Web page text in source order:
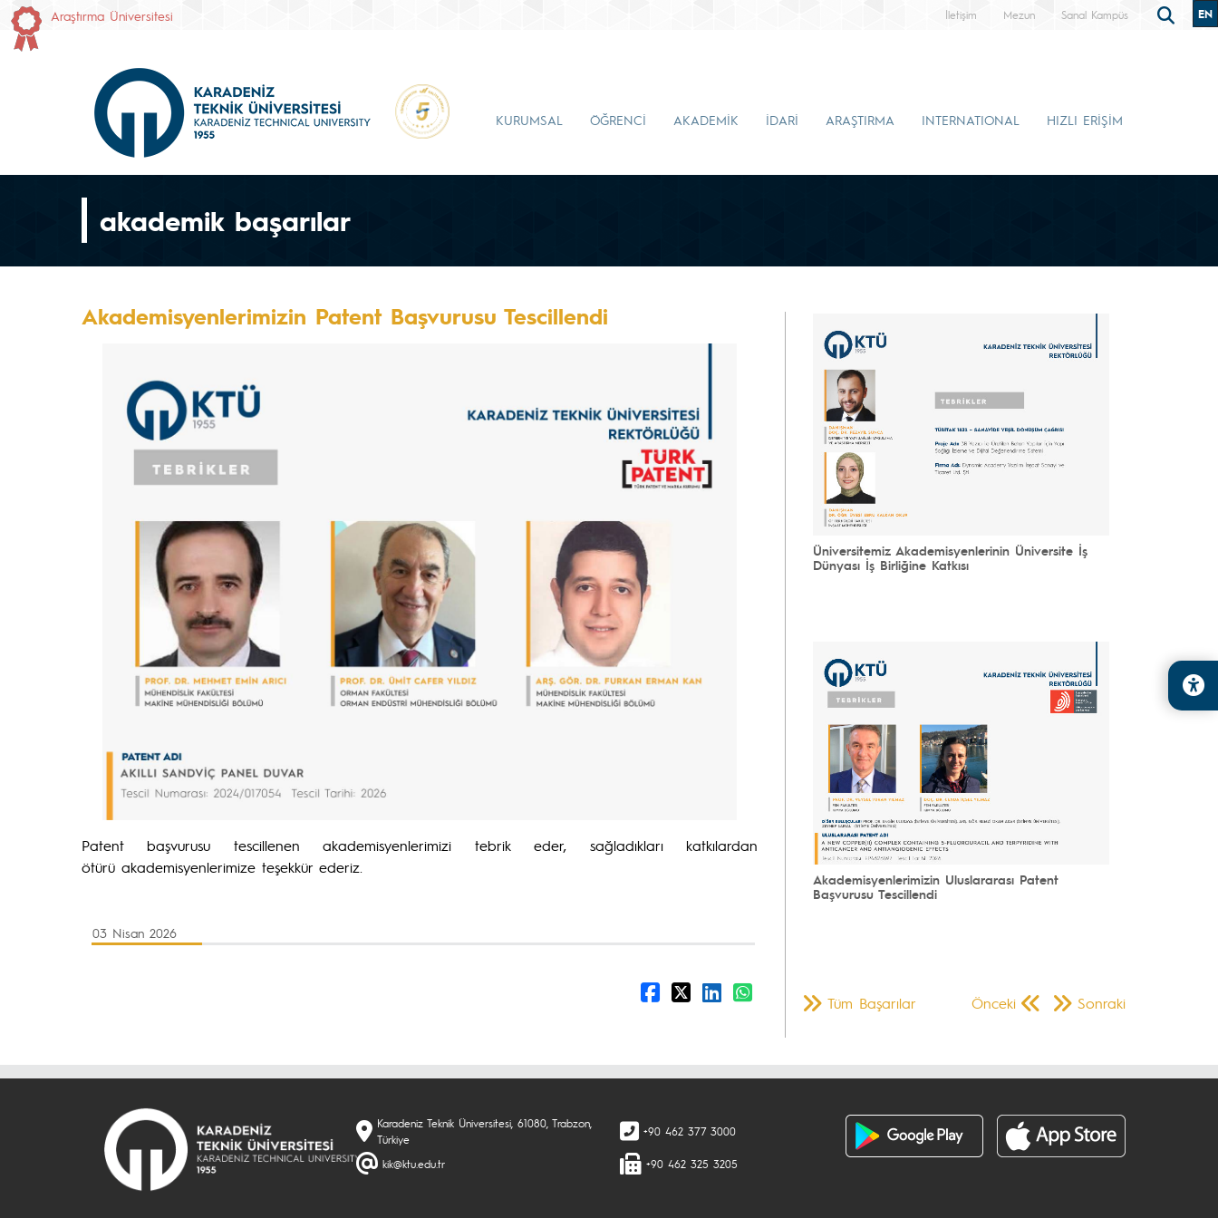
Araştırma Üniversitesi İletişim Mezun Sanal Kampüs EN
KURUMSAL ÖĞRENCİ AKADEMİK İDARİ ARAŞTIRMA INTERNATIONAL HIZLI ERİŞİM
akademik başarılar
Akademisyenlerimizin Patent Başvurusu Tescillendi
Patent başvurusu tescillenen akademisyenlerimizi tebrik eder, sağladıkları katkılardan
ötürü akademisyenlerimize teşekkür ederiz.
03 Nisan 2026
Üniversitemiz Akademisyenlerinin Üniversite İş
Dünyası İş Birliğine Katkısı
Akademisyenlerimizin Uluslararası Patent
Başvurusu Tescillendi
Önceki Sonraki
Tüm Başarılar
Karadeniz Teknik Üniversitesi, 61080, Trabzon,
Türkiye
kik@ktu.edu.tr
+90 462 377 3000
+90 462 325 3205